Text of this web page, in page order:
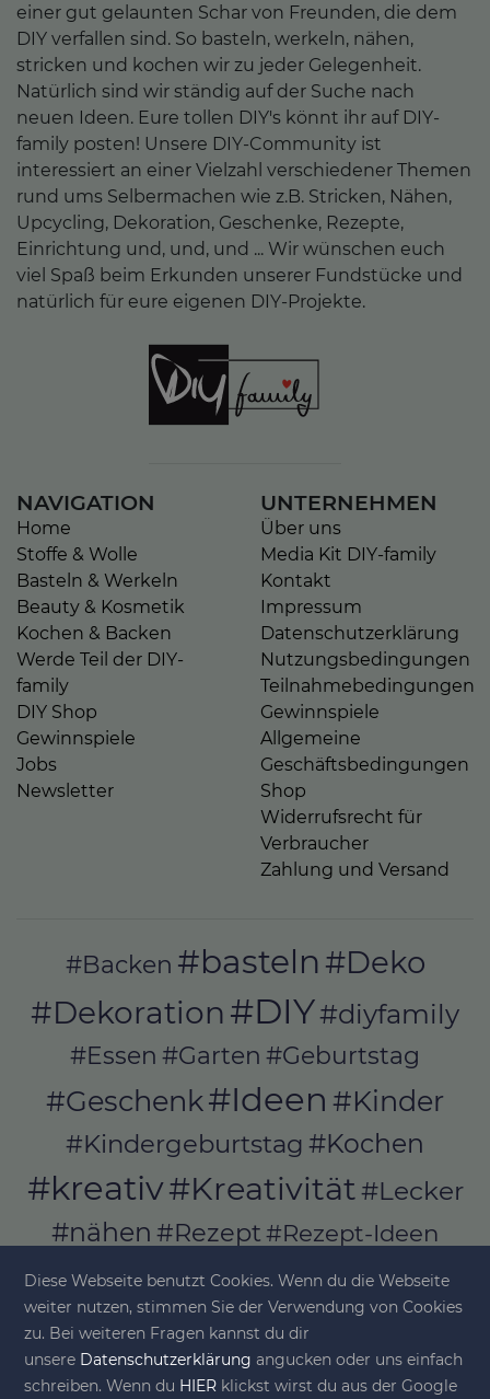
einer gut gelaunten Schar von Freunden, die dem
DIY verfallen sind. So basteln, werkeln, nähen,
stricken und kochen wir zu jeder Gelegenheit.
Natürlich sind wir ständig auf der Suche nach
neuen Ideen. Eure tollen DIY's könnt ihr auf DIY-
family posten! Unsere DIY-Community ist
interessiert an einer Vielzahl verschiedener Themen
rund ums Selbermachen wie z.B. Stricken, Nähen,
Upcycling, Dekoration, Geschenke, Rezepte,
Einrichtung und, und, und ... Wir wünschen euch
viel Spaß beim Erkunden unserer Fundstücke und
natürlich für eure eigenen DIY-Projekte.
NAVIGATION
Home
Stoffe & Wolle
Basteln & Werkeln
Beauty & Kosmetik
Kochen & Backen
Werde Teil der DIY-
family
DIY Shop
Gewinnspiele
Jobs
Newsletter
UNTERNEHMEN
Über uns
Media Kit DIY-family
Kontakt
Impressum
Datenschutzerklärung
Nutzungsbedingungen
Teilnahmebedingungen
Gewinnspiele
Allgemeine
Geschäftsbedingungen
Shop
Widerrufsrecht für
Verbraucher
Zahlung und Versand
#Backen #basteln #Deko
#Dekoration #DIY#diyfamily
#Essen #Garten #Geburtstag
#Geschenk#Ideen #Kinder
#Kindergeburtstag #Kochen
#kreativ#Kreativität#Lecker
#nähen #Rezept#Rezept-Ideen
#Rezepte#selber_bauen
#selber_machen
#Selbermachen#selber_nähen
Diese Webseite benutzt Cookies. Wenn du die Webseite
weiter nutzen, stimmen Sie der Verwendung von Cookies
zu. Bei weiteren Fragen kannst du dir
unsere Datenschutzerklärung angucken oder uns einfach
schreiben. Wenn du HIER klickst wirst du aus der Google